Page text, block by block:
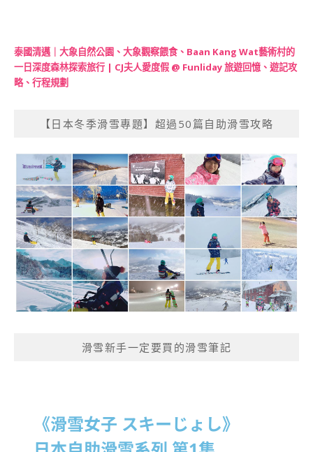
泰國清邁｜大象自然公園、大象觀察餵食、Baan Kang Wat藝術村的
一日深度森林探索旅行 | CJ夫人愛度假 @ Funliday 旅遊回憶、遊記攻
略、行程規劃
【日本冬季滑雪專題】超過50篇自助滑雪攻略
滑雪新手一定要買的滑雪筆記